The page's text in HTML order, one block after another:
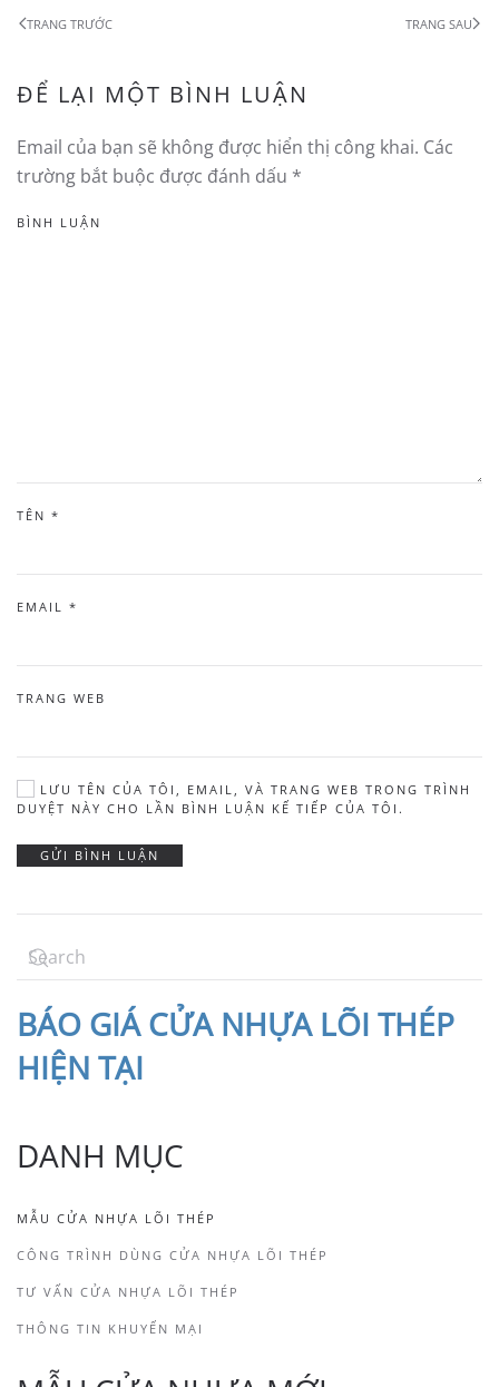
TRANG TRƯỚC TRANG SAU
ĐỂ LẠI MỘT BÌNH LUẬN
Email của bạn sẽ không được hiển thị công khai. Các
trường bắt buộc được đánh dấu *
BÌNH LUẬN
TÊN *
EMAIL *
TRANG WEB
LƯU TÊN CỦA TÔI, EMAIL, VÀ TRANG WEB TRONG TRÌNH
DUYỆT NÀY CHO LẦN BÌNH LUẬN KẾ TIẾP CỦA TÔI.
GỬI BÌNH LUẬN
BÁO GIÁ CỬA NHỰA LÕI THÉP
HIỆN TẠI
DANH MỤC
MẪU CỬA NHỰA LÕI THÉP
CÔNG TRÌNH DÙNG CỬA NHỰA LÕI THÉP
TƯ VẤN CỬA NHỰA LÕI THÉP
THÔNG TIN KHUYẾN MẠI